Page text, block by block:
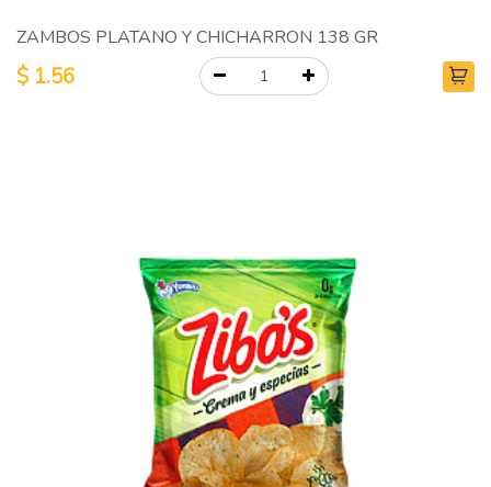
ZAMBOS PLATANO Y CHICHARRON 138 GR
$ 1.56